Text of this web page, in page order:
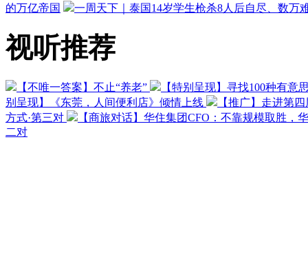
的万亿帝国
一周天下｜泰国14岁学生枪杀8人后自尽、数万
视听推荐
【不唯一答案】不止“养老”
【特别呈现】寻找100种有意
别呈现】《东莞，人间便利店》倾情上线
【推广】走进第
方式·第三对
【商旅对话】华住集团CFO：不靠规模取胜，
二对